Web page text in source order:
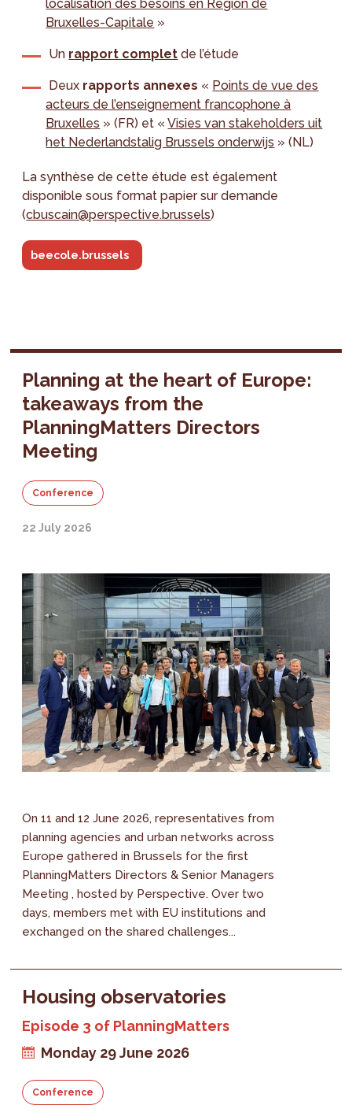
localisation des besoins en Région de
Bruxelles-Capitale »
Un rapport complet de l’étude
Deux rapports annexes « Points de vue des
acteurs de l’enseignement francophone à
Bruxelles » (FR) et «Visies van stakeholders uit
het Nederlandstalig Brussels onderwijs » (NL)
La synthèse de cette étude est également
disponible sous format papier sur demande
(cbuscain@perspective.brussels)
beecole.brussels
Planning at the heart of Europe:
takeaways from the
PlanningMatters Directors
Meeting
Conference
22 July 2026
On 11 and 12 June 2026, representatives from
planning agencies and urban networks across
Europe gathered in Brussels for the first
PlanningMatters Directors & Senior Managers
Meeting , hosted by Perspective. Over two
days, members met with EU institutions and
exchanged on the shared challenges...
Housing observatories
Episode 3 of PlanningMatters
Monday 29 June 2026
Conference